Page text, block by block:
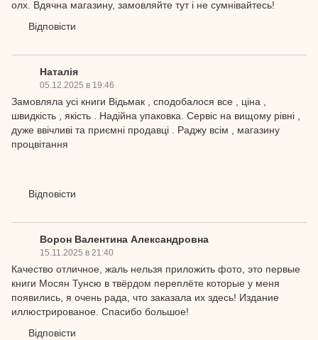
олх. Вдячна магазину, замовляйте тут і не сумнівайтесь!
Відповісти
Наталія
05.12.2025 в 19:46
Замовляла усі книги Відьмак , сподобалося все , ціна ,
швидкість , якість . Надійна упаковка. Сервіс на вищому рівні ,
дуже ввічливі та приємні продавці . Раджу всім , магазину
процвітання
Відповісти
Ворон Валентина Александровна
15.11.2025 в 21:40
Качество отличное, жаль нельзя приложить фото, это первые
книги Мосян Тунсю в твёрдом переплёте которые у меня
появились, я очень рада, что заказала их здесь! Издание
иллюстрированое. Спасибо большое!
Відповісти